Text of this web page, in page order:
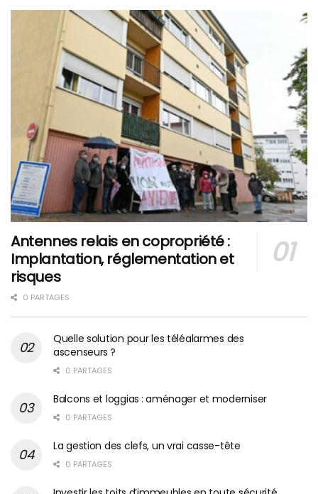
Antennes relais en copropriété :
Implantation, réglementation et
risques
0 PARTAGES
Quelle solution pour les téléalarmes des
ascenseurs ?
0 PARTAGES
Balcons et loggias : aménager et moderniser
0 PARTAGES
La gestion des clefs, un vrai casse-tête
0 PARTAGES